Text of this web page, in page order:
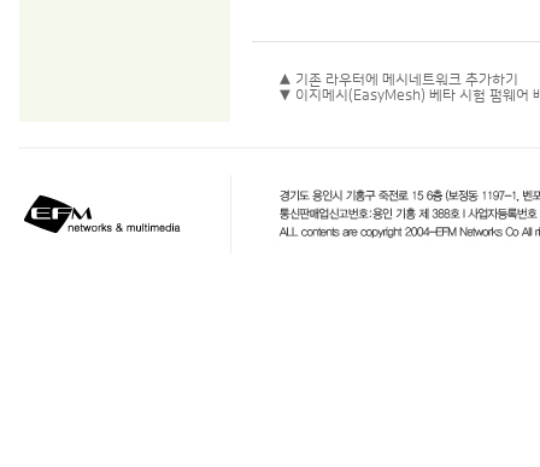
▲ 기존 라우터에 메시네트워크 추가하기
▼ 이지메시(EasyMesh) 베타 시험 펌웨어